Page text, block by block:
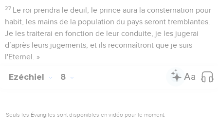
27 Le roi prendra le deuil, le prince aura la consternation pour
habit, les mains de la population du pays seront tremblantes.
Je les traiterai en fonction de leur conduite, je les jugerai
d’après leurs jugements, et ils reconnaîtront que je suis
l'Eternel. »
Ezéchiel 8
Seuls les Évangiles sont disponibles en vidéo pour le moment.